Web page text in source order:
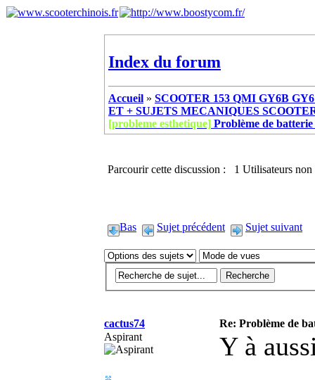
Index du forum
Accueil » SCOOTER 153 QMI GY6B
ET + SUJETS MECANIQUES
[probleme esthetique] Problème de
Parcourir cette discussion : 1 Utilisateurs non
Bas Sujet précédent Sujet suivant
cactus74
Re: Problème de
Aspirant
Y à